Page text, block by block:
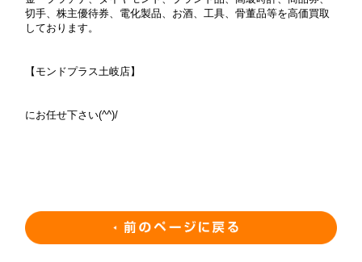
切手、株主優待券、電化製品、お酒、工具、骨董品等を高価買取
しております。
【モンドプラス土岐店】
にお任せ下さい(^^)/